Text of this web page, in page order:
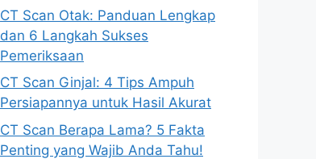
CT Scan Otak: Panduan Lengkap
dan 6 Langkah Sukses
Pemeriksaan
CT Scan Ginjal: 4 Tips Ampuh
Persiapannya untuk Hasil Akurat
CT Scan Berapa Lama? 5 Fakta
Penting yang Wajib Anda Tahu!